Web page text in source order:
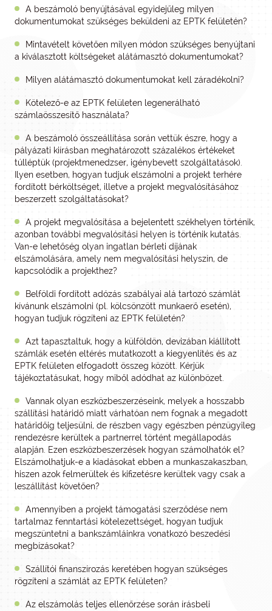
A beszámoló benyújtásával egyidejűleg milyen
dokumentumokat szükséges beküldeni az EPTK felületén?
Mintavételt követően milyen módon szükséges benyújtani
a kiválasztott költségeket alátámasztó dokumentumokat?
Milyen alátámasztó dokumentumokat kell záradékolni?
Kötelező-e az EPTK felületen legenerálható
számlaösszesítő használata?
A beszámoló összeállítása során vettük észre, hogy a
pályázati kiírásban meghatározott százalékos értékeket
túlléptük (projektmenedzser, igénybevett szolgáltatások).
Ilyen esetben, hogyan tudjuk elszámolni a projekt terhére
fordított bérköltséget, illetve a projekt megvalósításához
beszerzett szolgáltatásokat?
A projekt megvalósítása a bejelentett székhelyen történik,
azonban további megvalósítási helyen is történik kutatás.
Van-e lehetőség olyan ingatlan bérleti díjának
elszámolására, amely nem megvalósítási helyszín, de
kapcsolódik a projekthez?
Belföldi fordított adózás szabályai alá tartozó számlát
kívánunk elszámolni (pl. kölcsönzött munkaerő esetén),
hogyan tudjuk rögzíteni az EPTK felületén?
Azt tapasztaltuk, hogy a külföldön, devizában kiállított
számlák esetén eltérés mutatkozott a kiegyenlítés és az
EPTK felületen elfogadott összeg között. Kérjük
tájékoztatásukat, hogy miből adódhat az különbözet.
Vannak olyan eszközbeszerzéseink, melyek a hosszabb
szállítási határidő miatt várhatóan nem fognak a megadott
határidőig teljesülni, de részben vagy egészben pénzügyileg
rendezésre kerültek a partnerrel történt megállapodás
alapján. Ezen eszközbeszerzések hogyan számolhatók el?
Elszámolhatjuk-e a kiadásokat ebben a munkaszakaszban,
hiszen azok felmerültek és kifizetésre kerültek vagy csak a
leszállítást követően?
Amennyiben a projekt támogatási szerződése nem
tartalmaz fenntartási kötelezettséget, hogyan tudjuk
megszüntetni a bankszámláinkra vonatkozó beszedési
megbízásokat?
Szállítói finanszírozás keretében hogyan szükséges
rögzíteni a számlát az EPTK felületen?
Az elszámolás teljes ellenőrzése során írásbeli